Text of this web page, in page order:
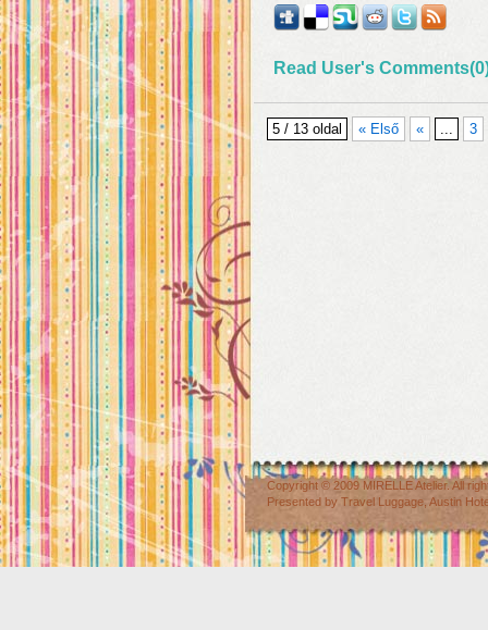
Read User's
5 / 13 oldal « Első « ... 3
Copyright © 2009 MIRELLE Atelier. All
Presented by Travel Luggage Austin